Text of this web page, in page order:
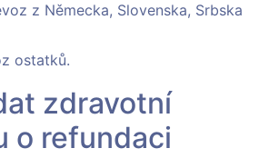
z Německa, Slovenska, Srbska
ostatků.
zdravotní
o refundaci